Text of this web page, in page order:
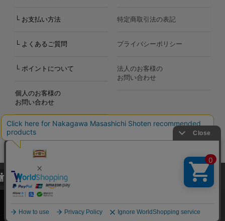
└ お支払い方法
└ よくあるご質問
└ ポイントについて
個人のお客様の
お問い合わせ
特定商取引法の表記
プライバシーポリシー
法人のお客様の
お問い合わせ
Copyright©2000-2026
Nakagawa Masashichi Shoten All Rights Reserved.
当サイトでは、当サイト内における閲覧履歴・属性情報などの取得およ
び利便性向上のためにクッキー（Cookie）を使用いたします。詳細に
関しては「プライバシーポリシー
承諾する